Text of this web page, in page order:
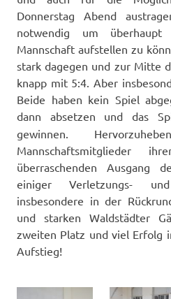
Donnerstag Abend
notwendig um überhaupt
Mannschaft aufstellen zu
stark dagegen und zur Mitte
knapp mit 5:4. Aber
Beide haben kein Spiel
dann absetzen und das
gewinnen.
Mannschaftsmitglieder
überraschenden Ausgang
einiger Verletzungs- und
insbesondere in der
und starken Waldstädter
zweiten Platz und viel Erfolg
Aufstieg!